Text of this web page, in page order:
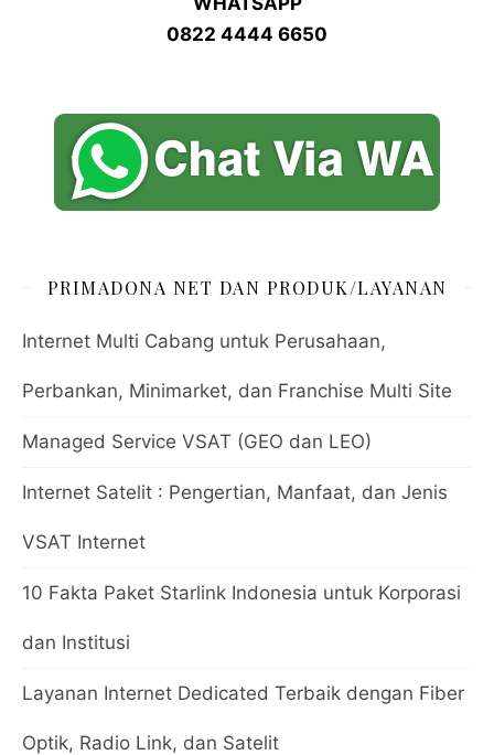
0822 4444 6650
PRIMADONA NET DAN PRODUK/LAYANAN
Internet Multi Cabang untuk Perusahaan,
Perbankan, Minimarket, dan Franchise Multi Site
Managed Service VSAT (GEO dan LEO)
Internet Satelit : Pengertian, Manfaat, dan Jenis
VSAT Internet
10 Fakta Paket Starlink Indonesia untuk Korporasi
dan Institusi
Layanan Internet Dedicated Terbaik dengan Fiber
Optik, Radio Link, dan Satelit